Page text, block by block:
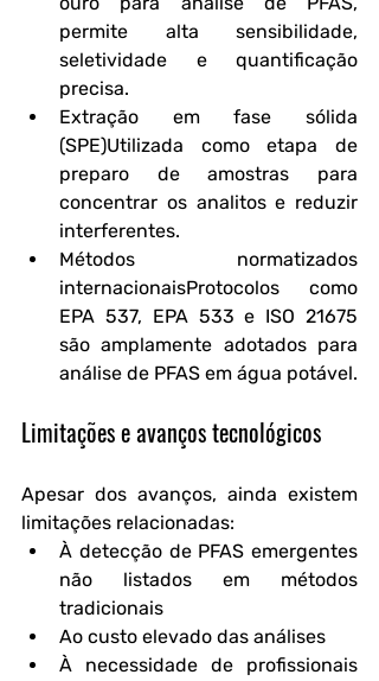
permite alta sensibilidade,
seletividade e quantificação
precisa.
Extração em fase sólida
(SPE)Utilizada como etapa de
preparo de amostras para
concentrar os analitos e reduzir
interferentes.
Métodos normatizados
internacionaisProtocolos como
EPA 537, EPA 533 e ISO 21675
são amplamente adotados para
análise de PFAS em água potável.
Limitações e avanços tecnológicos
Apesar dos avanços, ainda existem
limitações relacionadas:
À detecção de PFAS emergentes
não listados em métodos
tradicionais
Ao custo elevado das análises
À necessidade de profissionais